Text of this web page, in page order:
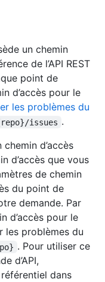
un chemin
de l’API REST
point de
d’accès pour le
les problèmes du
issues .
chemin d’accès
d’accès que vous
de chemin
du point de
demande. Par
d’accès pour le
les problèmes du
. Pour utiliser ce
d’API,
dans